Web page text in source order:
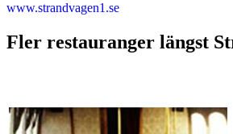
www.strandvagen1.se
Fler restauranger längst